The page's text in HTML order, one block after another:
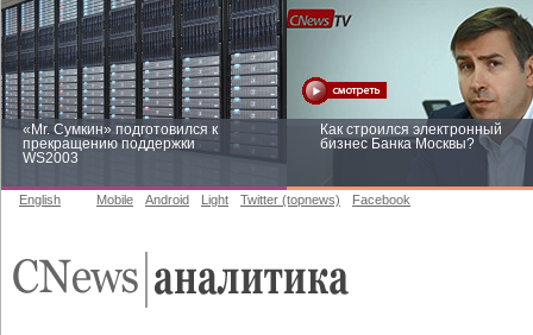
«Mr. Сумкин» подготовился к
прекращению поддержки
WS2003
Как строился электронный
бизнес Банка Москвы?
English Mobile Android Light Twitter (topnews) Facebook